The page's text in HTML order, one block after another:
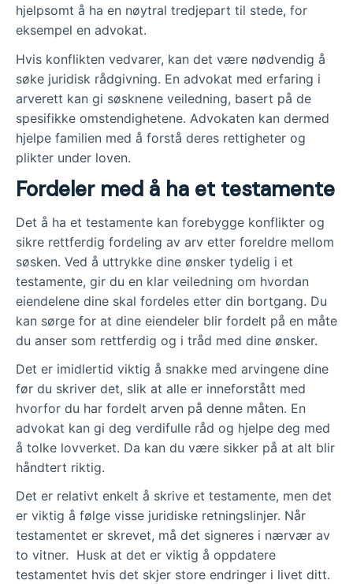
hjelpsomt å ha en nøytral tredjepart til stede, for
eksempel en advokat.
Hvis konflikten vedvarer, kan det være nødvendig å
søke juridisk rådgivning. En advokat med erfaring i
arverett kan gi søsknene veiledning, basert på de
spesifikke omstendighetene. Advokaten kan dermed
hjelpe familien med å forstå deres rettigheter og
plikter under loven.
Fordeler med å ha et testamente
Det å ha et testamente kan forebygge konflikter og
sikre rettferdig fordeling av arv etter foreldre mellom
søsken. Ved å uttrykke dine ønsker tydelig i et
testamente, gir du en klar veiledning om hvordan
eiendelene dine skal fordeles etter din bortgang. Du
kan sørge for at dine eiendeler blir fordelt på en måte
du anser som rettferdig og i tråd med dine ønsker.
Det er imidlertid viktig å snakke med arvingene dine
før du skriver det, slik at alle er inneforstått med
hvorfor du har fordelt arven på denne måten. En
advokat kan gi deg verdifulle råd og hjelpe deg med
å tolke lovverket. Da kan du være sikker på at alt blir
håndtert riktig.
Det er relativt enkelt å skrive et testamente, men det
er viktig å følge visse juridiske retningslinjer. Når
testamentet er skrevet, må det signeres i nærvær av
to vitner. Husk at det er viktig å oppdatere
testamentet hvis det skjer store endringer i livet ditt.